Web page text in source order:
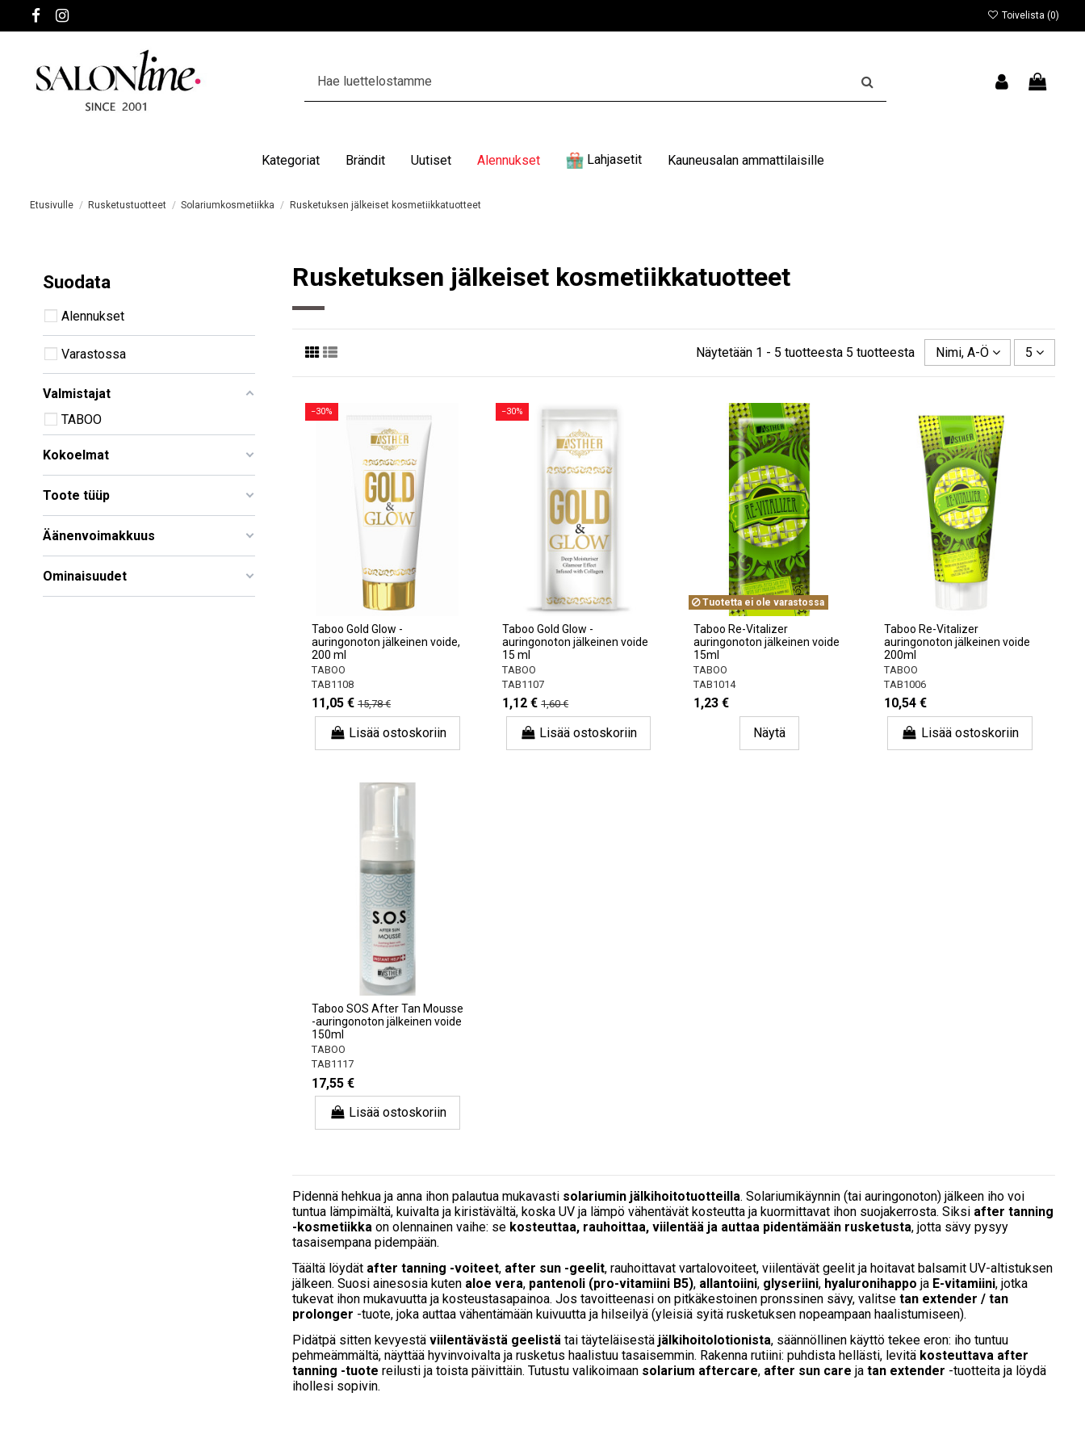
Toivelista (0)
Kategoriat Brändit Uutiset Alennukset Lahjasetit Kauneusalan ammattilaisille
Etusivulle Rusketustuotteet Solariumkosmetiikka Rusketuksen jälkeiset kosmetiikkatuotteet
Rusketuksen jälkeiset kosmetiikkatuotteet
Näytetään 1 - 5 tuotteesta 5 tuotteesta Nimi, A-Ö 5
−30%
Taboo Gold Glow -
auringonoton jälkeinen voide,
200 ml
TABOO
TAB1108
11,05 € 15,78 €
Lisää ostoskoriin
−30%
Taboo Gold Glow -
auringonoton jälkeinen voide
15 ml
TABOO
TAB1107
1,12 € 1,60 €
Lisää ostoskoriin
Tuotetta ei ole varastossa
Taboo Re-Vitalizer
auringonoton jälkeinen voide
15ml
TABOO
TAB1014
1,23 €
Näytä
Taboo Re-Vitalizer
auringonoton jälkeinen voide
200ml
TABOO
TAB1006
10,54 €
Lisää ostoskoriin
Taboo SOS After Tan Mousse
-auringonoton jälkeinen voide
150ml
TABOO
TAB1117
17,55 €
Lisää ostoskoriin
Pidennä hehkua ja anna ihon palautua mukavasti solariumin jälkihoitotuotteilla. Solariumikäynnin (tai auringonoton) jälkeen iho voi
tuntua lämpimältä, kuivalta ja kiristävältä, koska UV ja lämpö vähentävät kosteutta ja kuormittavat ihon suojakerrosta. Siksi after tanning
-kosmetiikka on olennainen vaihe: se kosteuttaa, rauhoittaa, viilentää ja auttaa pidentämään rusketusta, jotta sävy pysyy
tasaisempana pidempään.
Täältä löydät after tanning -voiteet, after sun -geelit, rauhoittavat vartalovoiteet, viilentävät geelit ja hoitavat balsamit UV-altistuksen
jälkeen. Suosi ainesosia kuten aloe vera, pantenoli (pro-vitamiini B5), allantoiini, glyseriini, hyaluronihappo ja E-vitamiini, jotka
tukevat ihon mukavuutta ja kosteustasapainoa. Jos tavoitteenasi on pitkäkestoinen pronssinen sävy, valitse tan extender / tan
prolonger -tuote, joka auttaa vähentämään kuivuutta ja hilseilyä (yleisiä syitä rusketuksen nopeampaan haalistumiseen).
Pidätpä sitten kevyestä viilentävästä geelistä tai täyteläisestä jälkihoitolotionista, säännöllinen käyttö tekee eron: iho tuntuu
pehmeämmältä, näyttää hyvinvoivalta ja rusketus haalistuu tasaisemmin. Rakenna rutiini: puhdista hellästi, levitä kosteuttava after
tanning -tuote reilusti ja toista päivittäin. Tutustu valikoimaan solarium aftercare, after sun care ja tan extender -tuotteita ja löydä
ihollesi sopivin.
Suodata
Alennukset
Varastossa
Valmistajat
TABOO
Kokoelmat
Toote tüüp
Äänenvoimakkuus
Ominaisuudet